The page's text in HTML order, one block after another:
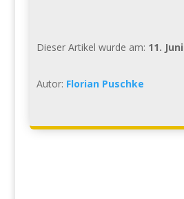
Dieser Artikel wurde am: 11.
Autor: Florian Puschke